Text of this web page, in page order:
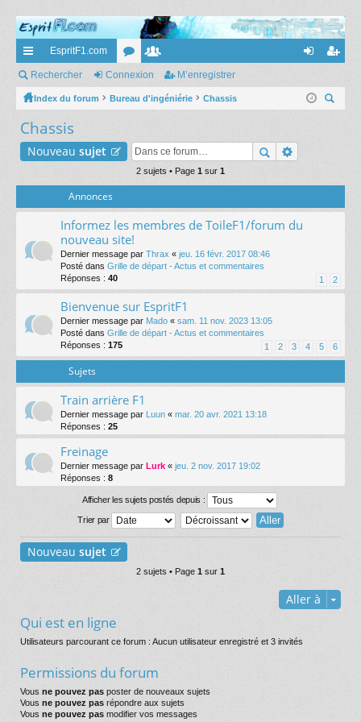
cc
ès
ra
pi
EspritF1.com
or
u
s
e
m
es
ne nr
Rechercher Connexion M’enregistrer
Index du forum Bureau d'ingéniérie
Chassis
Chassis
Nouveau sujet
2 sujets • Page 1 sur 1
Annonces
Informez les membres de ToileF1/forum du
nouveau site!
Dernier message par Thrax « jeu. 16 févr. 2017 08:46
Posté dans Grille de départ - Actus et commentaires
Réponses : 40 1 2
Bienvenue sur EspritF1
Dernier message par Mado « sam. 11 nov. 2023 13:05
Posté dans Grille de départ - Actus et commentaires
Réponses : 175 1 2 3 4 5 6
Sujets
Train arrière F1
Dernier message par Luun « mar. 20 avr. 2021 13:18
Réponses : 25
Freinage
Dernier message par Lurk « jeu. 2 nov. 2017 19:02
Réponses : 8
Afficher les sujets postés depuis :
Trier par
Nouveau sujet
2 sujets • Page 1 sur 1
Aller à
Qui est en ligne
Utilisateurs parcourant ce forum : Aucun utilisateur enregistré et 3 invités
Permissions du forum
Vous ne pouvez pas poster de nouveaux sujets
Vous ne pouvez pas répondre aux sujets
Vous ne pouvez pas modifier vos messages